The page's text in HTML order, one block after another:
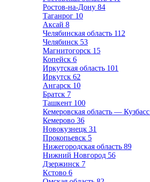
Ростов-на-Дону 84
Таганрог 10
Аксай 8
Челябинская область 112
Челябинск 53
Магнитогорск 15
Копейск 6
Иркутская область 101
Иркутск 62
Ангарск 10
Братск 7
Ташкент 100
Кемеровская область — Кузбасс
Кемерово 36
Новокузнецк 31
Прокопьевск 5
Нижегородская область 89
Нижний Новгород 56
Дзержинск 7
Кстово 6